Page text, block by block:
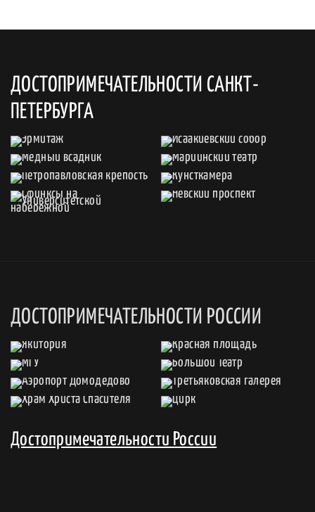
ДОСТОПРИМЕЧАТЕЛЬНОСТИ САНКТ-
ПЕТЕРБУРГА
ДОСТОПРИМЕЧАТЕЛЬНОСТИ РОССИИ
Достопримечательности России